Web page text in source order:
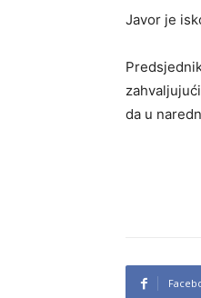
Јavor je
da u